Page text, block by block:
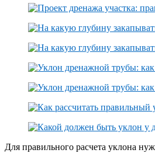
Для правильного расчета уклона